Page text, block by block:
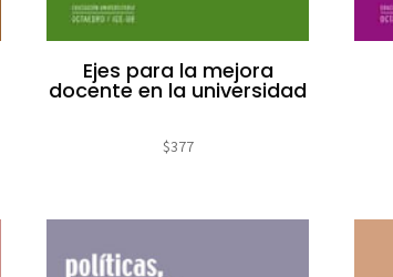
Ejes para la mejora
docente en la universidad
$377